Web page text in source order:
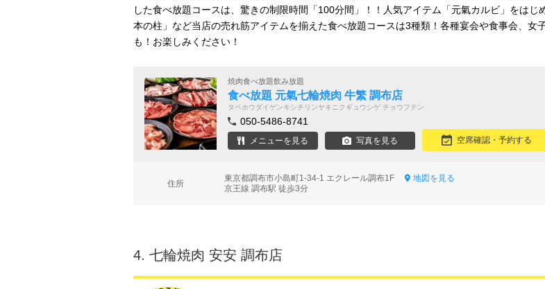
した食べ放題コースは、驚きの制限時間「100分間」！！人気アイテム「元氣カルビ」をはじ
本の柱」など当店の売れ筋アイテムを揃えた食べ放題コースは3種類！各種宴会や食事会、女
も！お楽しみください！
焼肉食べ放題飲み放題
食べ放題 元氣七輪焼肉 牛繁 調布店
タベホウダイゲンキシチリンヤキニクギュウシゲ チョウフテン
050-5486-8741
メニューを見る 写真を見る 空席確認・予約する
住所
東京都調布市小島町1-34-1 エクレール調布1F
地図を見る
京王線 調布駅 徒歩3分
4. 七輪焼肉 安安 調布店